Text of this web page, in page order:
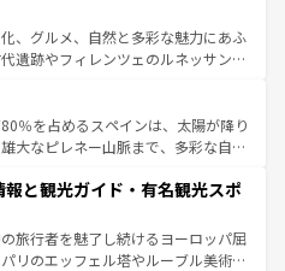
、グルメ、自然と多彩な魅力にあふ
遺跡やフィレンツェのルネッサンス
しい田園風景やアマルフィ海岸の絶
逃せない。観光の合間には、本場の
品のイタリア料理を堪能することも
で、忘れられない旅をしてみよう！
情報は
％を占めるスペインは、太陽が降り
大なピレネー山脈まで、多彩な自然
は、情熱的なフラメンコ、熱気あふ
しいタパスが生活の一部となってい
洗練された雰囲気や、バルセロナの
ら、地方では古代ローマ遺跡や中世
と観光ガイド・有名観光スポ
旅行者を魅了し続けるヨーロッパ屈
リのエッフェル塔やルーブル美術館